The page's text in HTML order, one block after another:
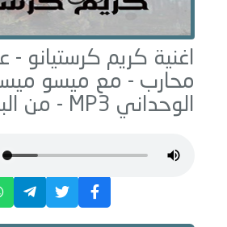
اغنية كريم كرستيانو -
محارب - مع ميسو
الوحداني